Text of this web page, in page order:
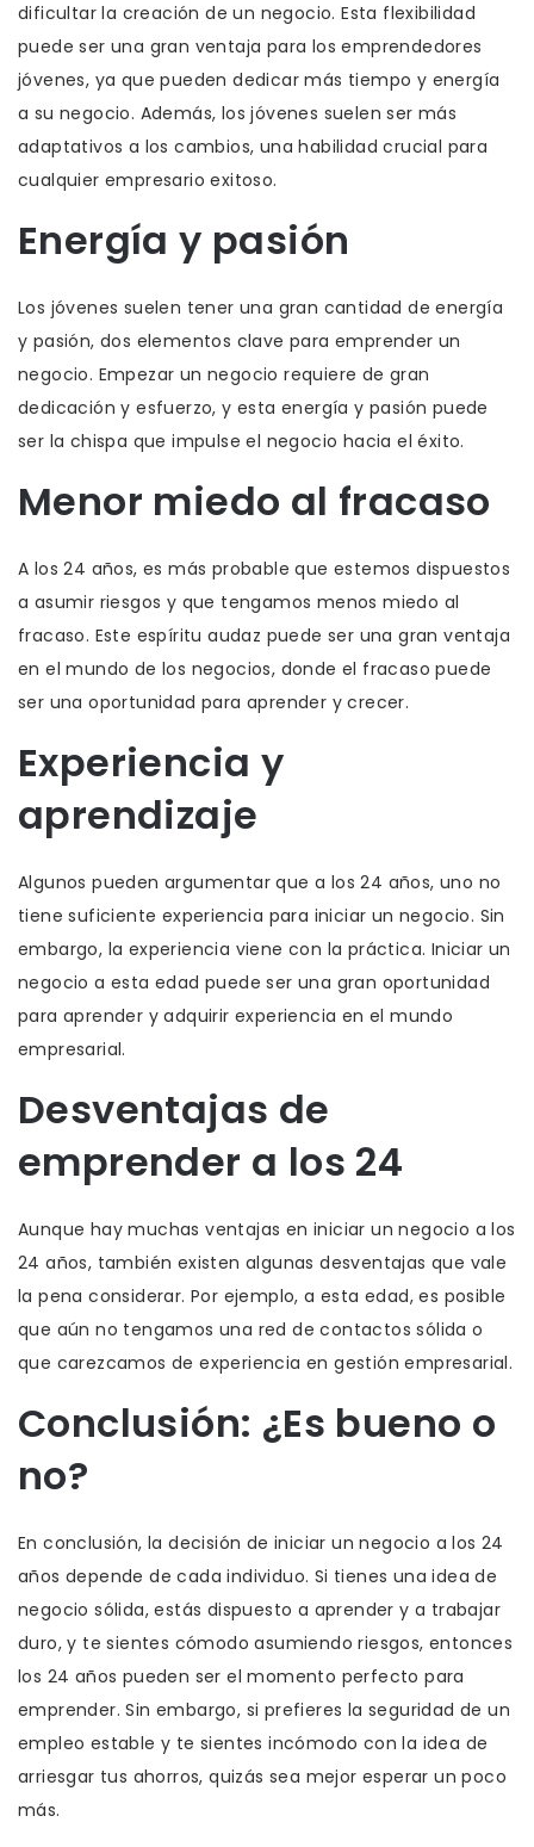
dificultar la creación de un negocio. Esta flexibilidad
puede ser una gran ventaja para los emprendedores
jóvenes, ya que pueden dedicar más tiempo y energía
a su negocio. Además, los jóvenes suelen ser más
adaptativos a los cambios, una habilidad crucial para
cualquier empresario exitoso.
Energía y pasión
Los jóvenes suelen tener una gran cantidad de energía
y pasión, dos elementos clave para emprender un
negocio. Empezar un negocio requiere de gran
dedicación y esfuerzo, y esta energía y pasión puede
ser la chispa que impulse el negocio hacia el éxito.
Menor miedo al fracaso
A los 24 años, es más probable que estemos dispuestos
a asumir riesgos y que tengamos menos miedo al
fracaso. Este espíritu audaz puede ser una gran ventaja
en el mundo de los negocios, donde el fracaso puede
ser una oportunidad para aprender y crecer.
Experiencia y
aprendizaje
Algunos pueden argumentar que a los 24 años, uno no
tiene suficiente experiencia para iniciar un negocio. Sin
embargo, la experiencia viene con la práctica. Iniciar un
negocio a esta edad puede ser una gran oportunidad
para aprender y adquirir experiencia en el mundo
empresarial.
Desventajas de
emprender a los 24
Aunque hay muchas ventajas en iniciar un negocio a los
24 años, también existen algunas desventajas que vale
la pena considerar. Por ejemplo, a esta edad, es posible
que aún no tengamos una red de contactos sólida o
que carezcamos de experiencia en gestión empresarial.
Conclusión: ¿Es bueno o
no?
En conclusión, la decisión de iniciar un negocio a los 24
años depende de cada individuo. Si tienes una idea de
negocio sólida, estás dispuesto a aprender y a trabajar
duro, y te sientes cómodo asumiendo riesgos, entonces
los 24 años pueden ser el momento perfecto para
emprender. Sin embargo, si prefieres la seguridad de un
empleo estable y te sientes incómodo con la idea de
arriesgar tus ahorros, quizás sea mejor esperar un poco
más.